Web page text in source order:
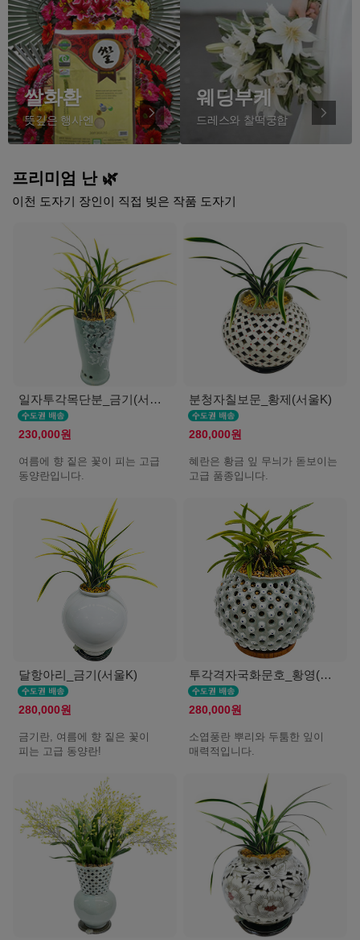
쌀화환
뜻깊은 행사엔
웨딩부케
드레스와 찰떡궁합
프리미엄 난 🌿
이천 도자기 장인이 직접 빚은 작품 도자기
일자투각목단분_금기(서울K)
230,000원
여름에 향 짙은 꽃이 피는 고급
동양란입니다.
분청자칠보문_황제(서울K)
280,000원
혜란은 황금 잎 무늬가 돋보이는
고급 품종입니다.
달항아리_금기(서울K)
280,000원
금기란, 여름에 향 짙은 꽃이
피는 고급 동양란!
투각격자국화문호_황영(서울K)
280,000원
소엽풍란 뿌리와 두툼한 잎이
매력적입니다.